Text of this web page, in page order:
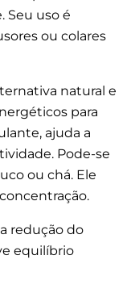
Seu uso é
ou colares
natural e
para
ajuda a
Pode-se
ou chá. Ele
redução do
equilíbrio